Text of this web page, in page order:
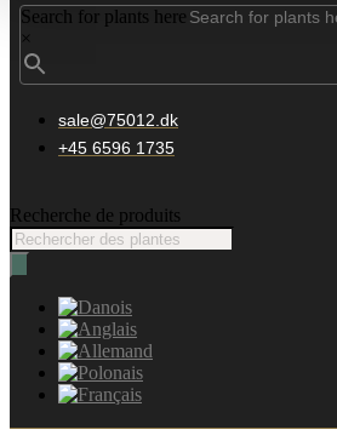
Search for plants here
×
sale@75012.dk
+45 6596 1735
Recherche de produits